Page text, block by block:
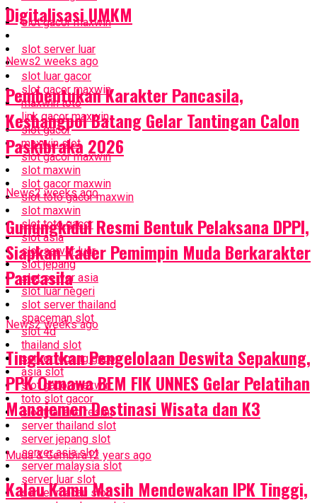
slot gacor maxwin
slot server luar
slot luar gacor
slot gacor maxwin
maxwin toto
link gacor maxwin
slot gacor
maxwin slot
slot gacor maxwin
slot maxwin
slot gacor maxwin
slot toto gacor maxwin
slot maxwin
slot toto gacor
slot asia
slot server luar
slot jepang
slot server asia
slot luar negeri
slot server thailand
spaceman slot
slot 4d
thailand slot
server jepang gacor
asia slot
slot gacor maxwin
toto slot gacor
slot thailand resmi
server thailand slot
server jepang slot
server asia slot
server malaysia slot
server luar slot
server macau slot
Digitalisasi UMKM
News2 weeks ago
Pembentukan Karakter Pancasila,
Kesbangpol Batang Gelar Tantingan Calon
Paskibraka 2026
News2 weeks ago
Gunungkidul Resmi Bentuk Pelaksana DPPI,
Siapkan Kader Pemimpin Muda Berkarakter
Pancasila
News2 weeks ago
Tingkatkan Pengelolaan Deswita Sepakung,
PPK Ormawa BEM FIK UNNES Gelar Pelatihan
Manajemen Destinasi Wisata dan K3
Muda & Gembira12 years ago
Kalau Kamu Masih Mendewakan IPK Tinggi,